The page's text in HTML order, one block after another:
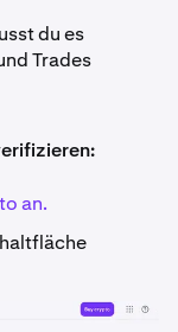
du es
Trades
an.